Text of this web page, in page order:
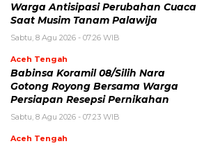
Warga Antisipasi Perubahan Cuaca
Saat Musim Tanam Palawija
Sabtu, 8 Agu 2026 - 07:26 WIB
Aceh Tengah
‎Babinsa Koramil 08/Silih Nara
Gotong Royong Bersama Warga
Persiapan Resepsi Pernikahan
Sabtu, 8 Agu 2026 - 07:23 WIB
Aceh Tengah